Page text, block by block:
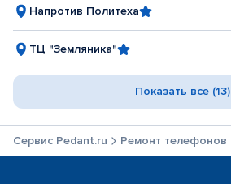
Напротив Политеха
ТЦ "Земляника"
Показать все (13)
Сервис Pedant.ru Ремонт телефонов